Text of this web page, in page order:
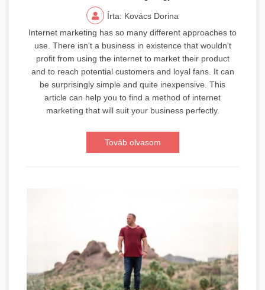
Írta: Kovács Dorina
Internet marketing has so many different approaches to
use. There isn't a business in existence that wouldn't
profit from using the internet to market their product
and to reach potential customers and loyal fans. It can
be surprisingly simple and quite inexpensive. This
article can help you to find a method of internet
marketing that will suit your business perfectly.
Továb olvasom